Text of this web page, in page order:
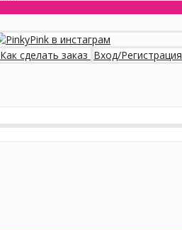
Как сделать заказ Вход/Регистрация